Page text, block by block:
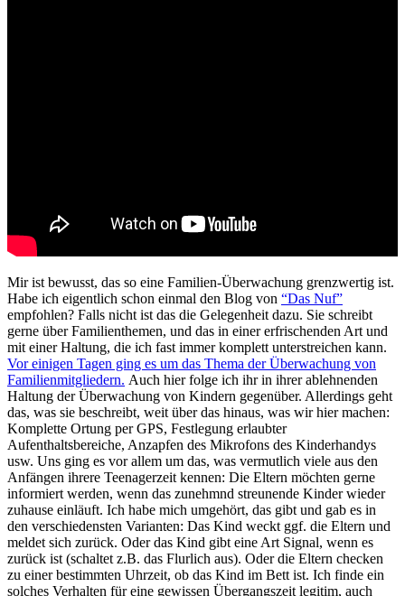
Mir ist bewusst, das so eine Familien-Überwachung grenzwertig ist.
Habe ich eigentlich schon einmal den Blog von “Das Nuf”
empfohlen? Falls nicht ist das die Gelegenheit dazu. Sie schreibt
gerne über Familienthemen, und das in einer erfrischenden Art und
mit einer Haltung, die ich fast immer komplett unterstreichen kann.
Vor einigen Tagen ging es um das Thema der Überwachung von
Familienmitgliedern. Auch hier folge ich ihr in ihrer ablehnenden
Haltung der Überwachung von Kindern gegenüber. Allerdings geht
das, was sie beschreibt, weit über das hinaus, was wir hier machen:
Komplette Ortung per GPS, Festlegung erlaubter
Aufenthaltsbereiche, Anzapfen des Mikrofons des Kinderhandys
usw. Uns ging es vor allem um das, was vermutlich viele aus den
Anfängen ihrere Teenagerzeit kennen: Die Eltern möchten gerne
informiert werden, wenn das zunehmnd streunende Kinder wieder
zuhause einläuft. Ich habe mich umgehört, das gibt und gab es in
den verschiedensten Varianten: Das Kind weckt ggf. die Eltern und
meldet sich zurück. Oder das Kind gibt eine Art Signal, wenn es
zurück ist (schaltet z.B. das Flurlich aus). Oder die Eltern checken
zu einer bestimmten Uhrzeit, ob das Kind im Bett ist. Ich finde ein
solches Verhalten für eine gewissen Übergangszeit legitim, auch